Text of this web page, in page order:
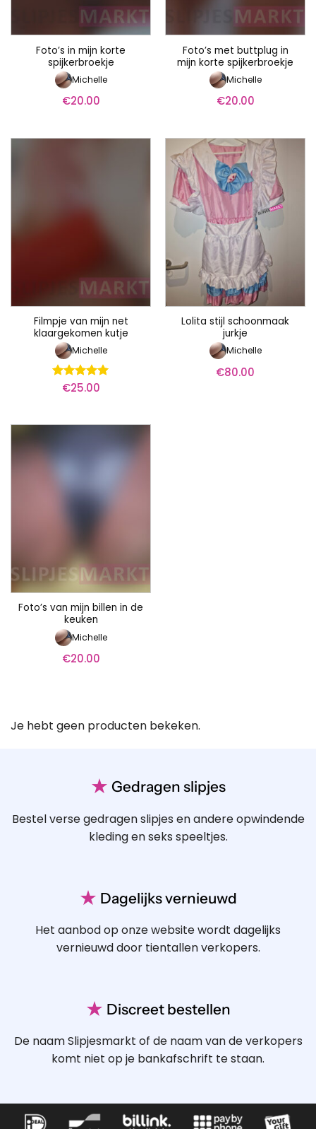
Foto’s in mijn korte
spijkerbroekje
Michelle
€20.00
Foto’s met buttplug in
mijn korte spijkerbroekje
Michelle
€20.00
Filmpje van mijn net
klaargekomen kutje
Michelle
Waardering
€25.00
Lolita stijl schoonmaak
jurkje
Michelle
€80.00
Foto’s van mijn billen in de
keuken
Michelle
€20.00
Je hebt geen producten bekeken.
★ Gedragen slipjes
Bestel verse gedragen slipjes en andere opwindende
kleding en seks speeltjes.
★ Dagelijks vernieuwd
Het aanbod op onze website wordt dagelijks
vernieuwd door tientallen verkopers.
★ Discreet bestellen
De naam Slipjesmarkt of de naam van de verkopers
komt niet op je bankafschrift te staan.